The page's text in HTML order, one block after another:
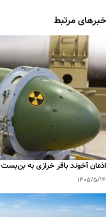
خبرهای مرتبط
اذعان آخوند باقر خرازی به
۱۴۰۵/۵/۱۴